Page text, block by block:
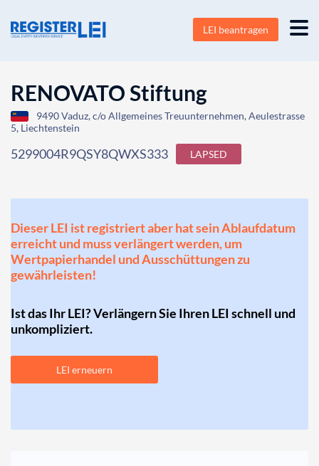
LEI beantragen
RENOVATO Stiftung
9490 Vaduz, c/o Allgemeines Treuunternehmen, Aeulestrasse
5, Liechtenstein
5299004R9QSY8QWXS333 LAPSED
Dieser LEI ist registriert aber hat sein Ablaufdatum
erreicht und muss verlängert werden, um
Wertpapierhandel und Ausschüttungen zu
gewährleisten!
Ist das Ihr LEI? Verlängern Sie Ihren LEI schnell und
unkompliziert.
LEI erneuern